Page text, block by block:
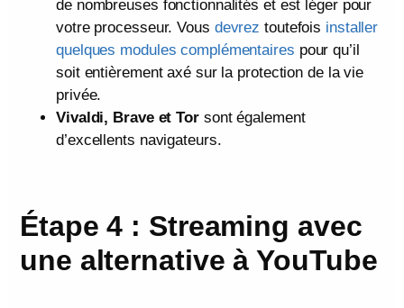
de nombreuses fonctionnalités et est léger pour
votre processeur. Vous devrez toutefois installer
quelques modules complémentaires pour qu’il
soit entièrement axé sur la protection de la vie
privée.
Vivaldi, Brave et Torsont également
d’excellents navigateurs.
Étape 4 : Streaming avec
une alternative à YouTube